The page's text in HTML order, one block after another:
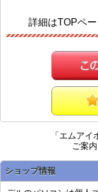
詳細はTOPペ
「エムア
ご案
ショップ情報